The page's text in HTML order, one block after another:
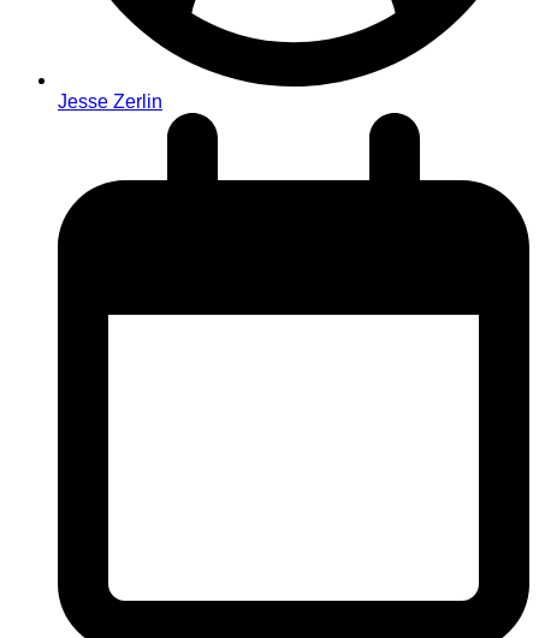
Jesse Zerlin